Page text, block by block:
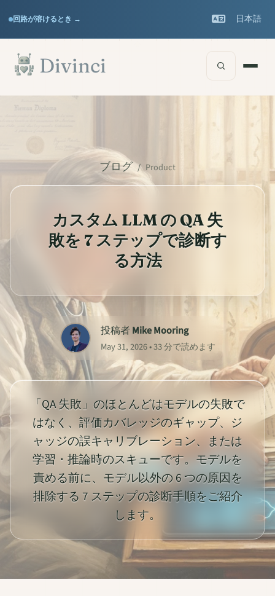
回路が溶けるとき → 日本語
Divinci
ブログ / Product
カスタム LLM の QA 失
敗を 7 ステップで診断す
る方法
投稿者Mike Mooring
May 31, 2026 • 33 分で読めます
「QA 失敗」のほとんどはモデルの失敗で
はなく、評価カバレッジのギャップ、ジ
ャッジの誤キャリブレーション、または
学習・推論時のスキューです。モデルを
責める前に、モデル以外の 6 つの原因を
排除する 7 ステップの診断手順をご紹介
します。